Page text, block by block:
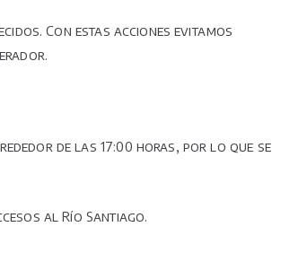
Con estas acciones evitamos
de las 17:00 horas, por lo que se
al Río Santiago.